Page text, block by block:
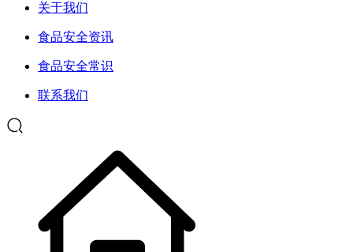
关于我们
食品安全资讯
食品安全常识
联系我们